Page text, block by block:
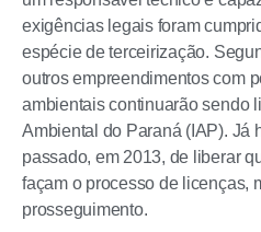
exigências legais foram
espécie de terceirização.
outros empreendimentos com
ambientais continuarão sendo
Ambiental do Paraná (IAP). Já
passado, em 2013, de liberar
façam o processo de licenças,
prosseguimento.